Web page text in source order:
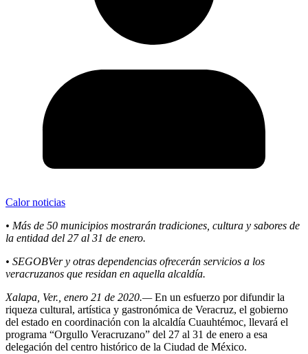
Calor noticias
• Más de 50 municipios mostrarán tradiciones, cultura y sabores de
la entidad del 27 al 31 de enero.
• SEGOBVer y otras dependencias ofrecerán servicios a los
veracruzanos que residan en aquella alcaldía.
Xalapa, Ver., enero 21 de 2020.—En un esfuerzo por difundir la
riqueza cultural, artística y gastronómica de Veracruz, el gobierno
del estado en coordinación con la alcaldía Cuauhtémoc, llevará el
programa “Orgullo Veracruzano” del 27 al 31 de enero a esa
delegación del centro histórico de la Ciudad de México.